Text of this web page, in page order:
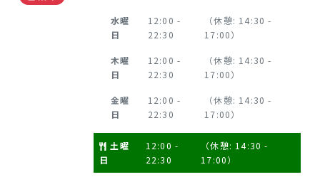
水曜
日
12:00 -
22:30
（休憩: 14:30 -
17:00）
木曜
日
12:00 -
22:30
（休憩: 14:30 -
17:00）
金曜
日
12:00 -
22:30
（休憩: 14:30 -
17:00）
土曜
日
12:00 -
22:30
（休憩: 14:30 -
17:00）